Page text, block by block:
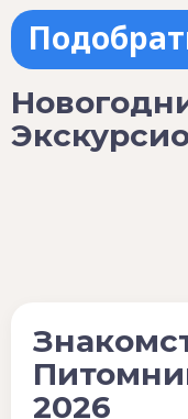
2026